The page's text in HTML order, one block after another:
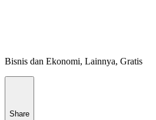
Bisnis dan Ekonomi, Lainnya, Gratis
Share